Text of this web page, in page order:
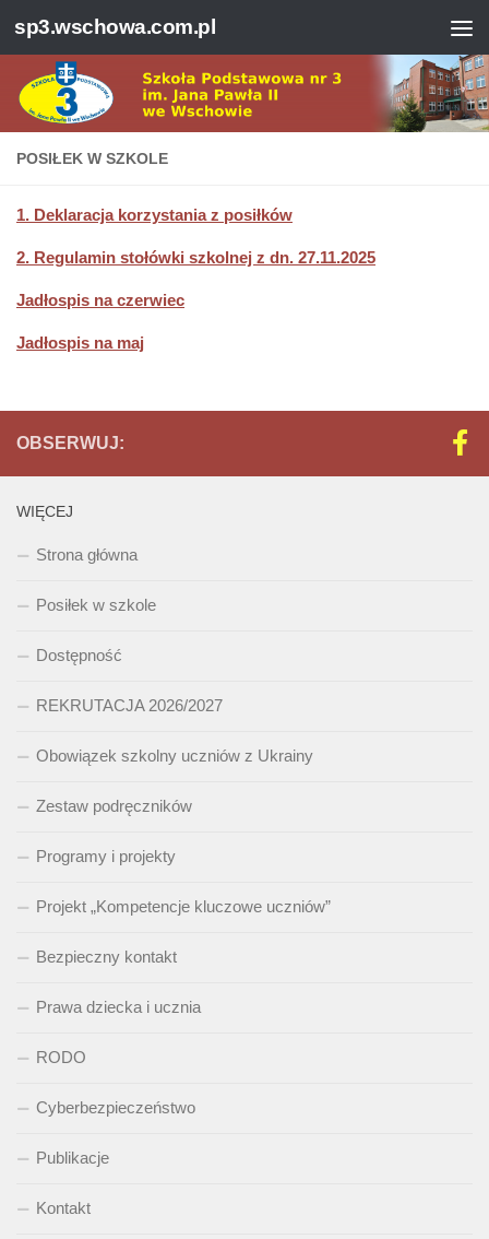
Skip to content
sp3.wschowa.com.pl
POSIŁEK W SZKOLE
1. Deklaracja korzystania z posiłków
2. Regulamin stołówki szkolnej z dn. 27.11.2025
Jadłospis na czerwiec
Jadłospis na maj
OBSERWUJ:
WIĘCEJ
Strona główna
Posiłek w szkole
Dostępność
REKRUTACJA 2026/2027
Obowiązek szkolny uczniów z Ukrainy
Zestaw podręczników
Programy i projekty
Projekt „Kompetencje kluczowe uczniów”
Bezpieczny kontakt
Prawa dziecka i ucznia
RODO
Cyberbezpieczeństwo
Publikacje
Kontakt